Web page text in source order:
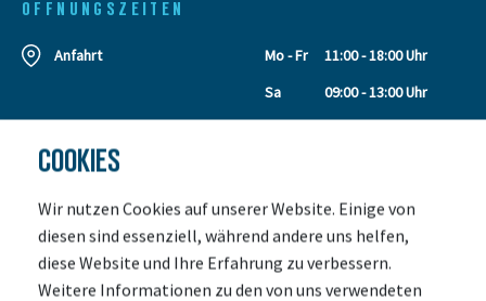
OFFNUNGSZEITEN
Anfahrt Mo - Fr
11:00 - 18:00 Uhr
Sa
09:00 - 13:00 Uhr
SERVICE
Leasing
Leasing Anfrage
Retouren
Leasing Rechner
Unser Team
Kontakt
Kundengalerie
Laden & Servicepoint
COOKIES
Wir nutzen Cookies auf unserer Website. Einige von
diesen sind essenziell, während andere uns helfen,
diese Website und Ihre Erfahrung zu verbessern.
Weitere Informationen zu den von uns verwendeten